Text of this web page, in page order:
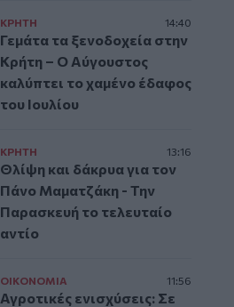
ΚΡΗΤΗ 14:40
Γεμάτα τα ξενοδοχεία στην
Κρήτη – Ο Αύγουστος
καλύπτει το χαμένο έδαφος
του Ιουλίου
ΚΡΗΤΗ 13:16
Θλίψη και δάκρυα για τον
Πάνο Μαματζάκη - Την
Παρασκευή το τελευταίο
αντίο
ΟΙΚΟΝΟΜΙΑ 11:56
Αγροτικές ενισχύσεις: Σε